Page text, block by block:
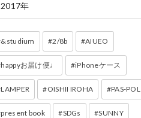
2017年
&studium 2/8b AIUEO
happyお届け便♩ iPhoneケース
LAMPER OISHII IROHA PAS-POL
present book SDGs SUNNY